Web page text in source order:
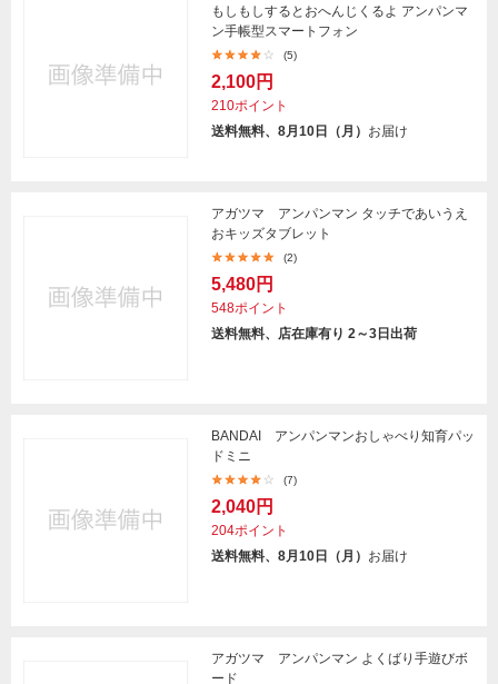
もしもしするとおへんじくるよ アンパンマ
ン手帳型スマートフォン
(5)
2,100円
210ポイント
送料無料、8月10日（月） お届け
アガツマ アンパンマン タッチであいうえ
おキッズタブレット
(2)
5,480円
548ポイント
送料無料、店在庫有り 2～3日出荷
BANDAI アンパンマンおしゃべり知育パッ
ドミニ
(7)
2,040円
204ポイント
送料無料、8月10日（月） お届け
アガツマ アンパンマン よくばり手遊びボ
ード